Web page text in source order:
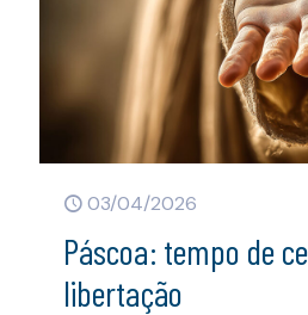
03/04/2026
Páscoa: tempo de
libertação